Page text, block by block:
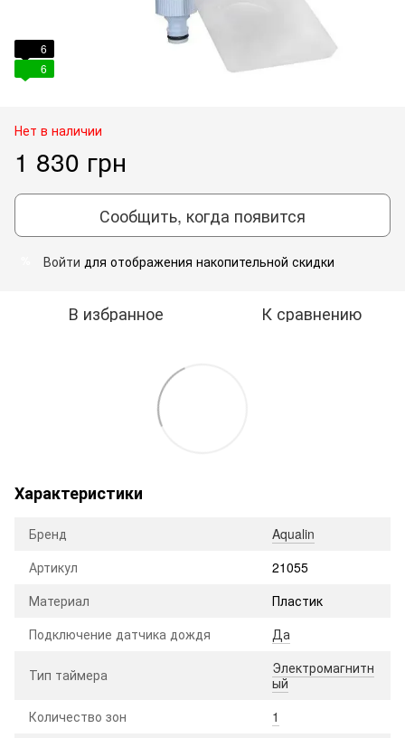
6
6
Нет в наличии
1 830 грн
Сообщить, когда появится
Войти для отображения накопительной скидки
В избранное К сравнению
Характеристики
Бренд
Aqualin
Артикул
21055
Материал
Пластик
Подключение датчика дождя
Да
Тип таймера
Электромагнитн
ый
Количество зон
1